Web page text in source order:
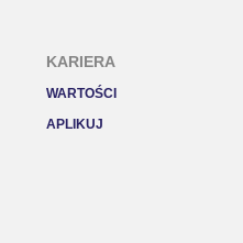
KARIERA
WARTOŚCI
APLIKUJ